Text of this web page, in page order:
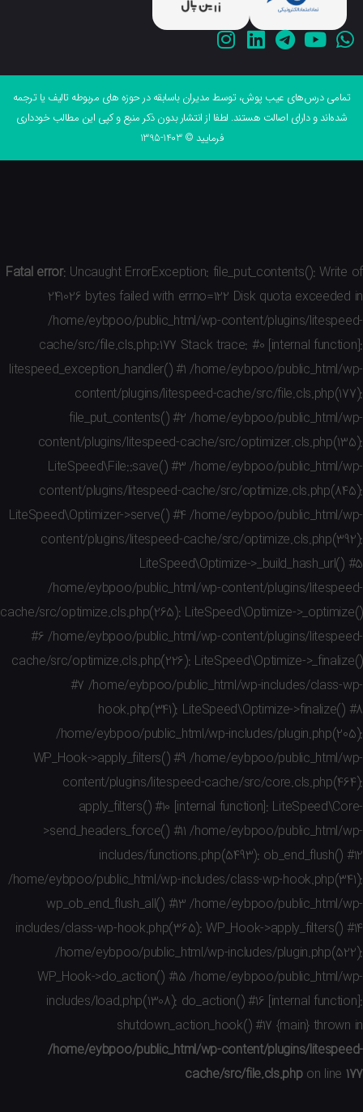
درس‌های عیب پوش، توسط مدیران باسابقه در حوزه های مربوطه تالیف یا ترجمه
و دارای اصالت هستند. لطفا از انتشار بدون ذکر منبع و کپی این مطالب خودداری
فرمایید © 1403-1395
Fatal error: Uncaught ErrorException: file_put_contents():
241026 bytes failed with errno=122 Disk quota
/home/eybpoo/public_html/wp-content/plugins/
cache/src/file.cls.php:177 Stack trace: #0 [internal
litespeed_exception_handler() #1 /home/eybpoo/
content/plugins/litespeed-cache/src/
file_put_contents() #2 /home/eybpoo/
content/plugins/litespeed-cache/src/
LiteSpeed\File::save() #3 /home/eybpoo/
content/plugins/litespeed-cache/src/
LiteSpeed\Optimizer->serve() #4 /home/eybpoo/
content/plugins/litespeed-cache/src/
LiteSpeed\Optimize-
/home/eybpoo/public_html/wp-content/plugins/
cache/src/optimize.cls.php(265): LiteSpeed\Optimize-
#6 /home/eybpoo/public_html/wp-content/plugins/
cache/src/optimize.cls.php(226): LiteSpeed\Optimize-
#7 /home/eybpoo/public_html/wp-includes/
hook.php(341): LiteSpeed\Optimize-
/home/eybpoo/public_html/wp-includes/
WP_Hook->apply_filters() #9 /home/eybpoo/
content/plugins/litespeed-cache/src/
apply_filters() #10 [internal function]:
>send_headers_force() #11 /home/eybpoo/
includes/functions.php(5493):
/home/eybpoo/public_html/wp-includes/class-wp-
wp_ob_end_flush_all() #13 /home/eybpoo/
includes/class-wp-hook.php(365): WP_Hook-
/home/eybpoo/public_html/wp-includes/
WP_Hook->do_action() #15 /home/eybpoo/
includes/load.php(1308): do_action() #16 [internal
shutdown_action_hook() #17 {main}
/home/eybpoo/public_html/wp-content/plugins/
cache/src/file.cls.phpon